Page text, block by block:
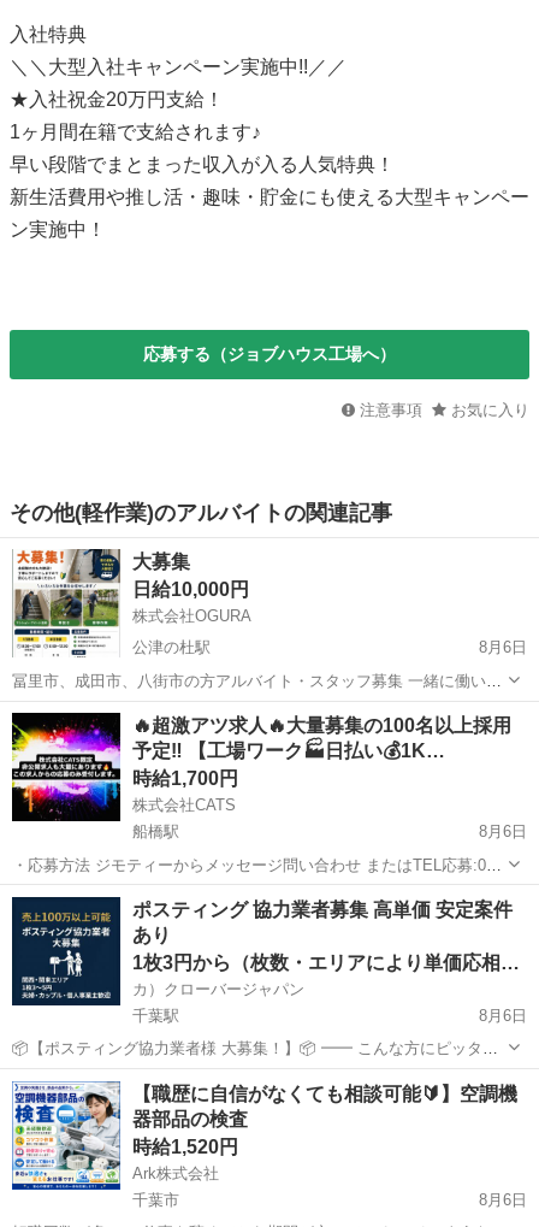
入社特典
＼＼大型入社キャンペーン実施中!!／／
★入社祝金20万円支給！
1ヶ月間在籍で支給されます♪
早い段階でまとまった収入が入る人気特典！
新生活費用や推し活・趣味・貯金にも使える大型キャンペー
ン実施中！
応募する（ジョブハウス工場へ）
注意事項 お気に入り
その他(軽作業)のアルバイトの関連記事
大募集
日給10,000円
株式会社OGURA
公津の杜駅
8月6日
冨里市、成田市、八街市の方アルバイト・スタッフ募集 一緒に働いて
くれる仲間を募集します！ 仕事内容 * 植木の手入れ * 草刈り * 清掃作
業 * 除草作業 * 片付け作業 未経験の方も丁寧に教えますので安心して
ご応...
千葉 富里市 公津の杜駅 清掃
🔥超激アツ求人🔥大量募集の100名以上採用
予定‼️ 【工場ワーク🏭日払い💰1K…
時給1,700円
株式会社CATS
船橋駅
8月6日
・応募方法 ジモティーからメッセージ問い合わせ またはTEL応募:052-
414-6414 ※TEL応募時間:毎日10時〜20時まで。 ・募集人数 先着100
名 限定 ※優先紹介枠に上限があるため。 ...
千葉 船橋市 仕分け 個室
ポスティング 協力業者募集 高単価 安定案件
あり
1枚3円から（枚数・エリアにより単価応相談）
カ）クローバージャパン
千葉駅
8月6日
📦【ポスティング協力業者様 大募集！】📦 ━━ こんな方にピッタ
リ！ ・すでにポスティング業をされている方 ・副業・ダブルワークで
安定収入を得たい方 ・個人・法人どちらでもOK！ ━━ 弊社の特徴 ・
大手...
千葉 千葉市 千葉駅 軽作業 業務委託契約
【職歴に自信がなくても相談可能🔰】空調機
器部品の検査
時給1,520円
Ark株式会社
千葉市
8月6日